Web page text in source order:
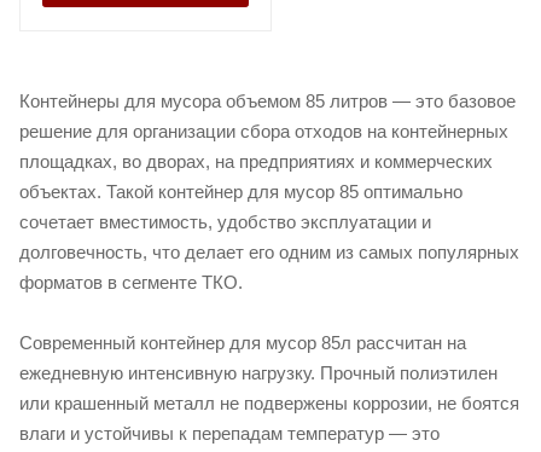
Контейнеры для мусора объемом 85 литров — это базовое
решение для организации сбора отходов на контейнерных
площадках, во дворах, на предприятиях и коммерческих
объектах. Такой контейнер для мусор 85 оптимально
сочетает вместимость, удобство эксплуатации и
долговечность, что делает его одним из самых популярных
форматов в сегменте ТКО.
Современный контейнер для мусор 85л рассчитан на
ежедневную интенсивную нагрузку. Прочный полиэтилен
или крашенный металл не подвержены коррозии, не боятся
влаги и устойчивы к перепадам температур — это